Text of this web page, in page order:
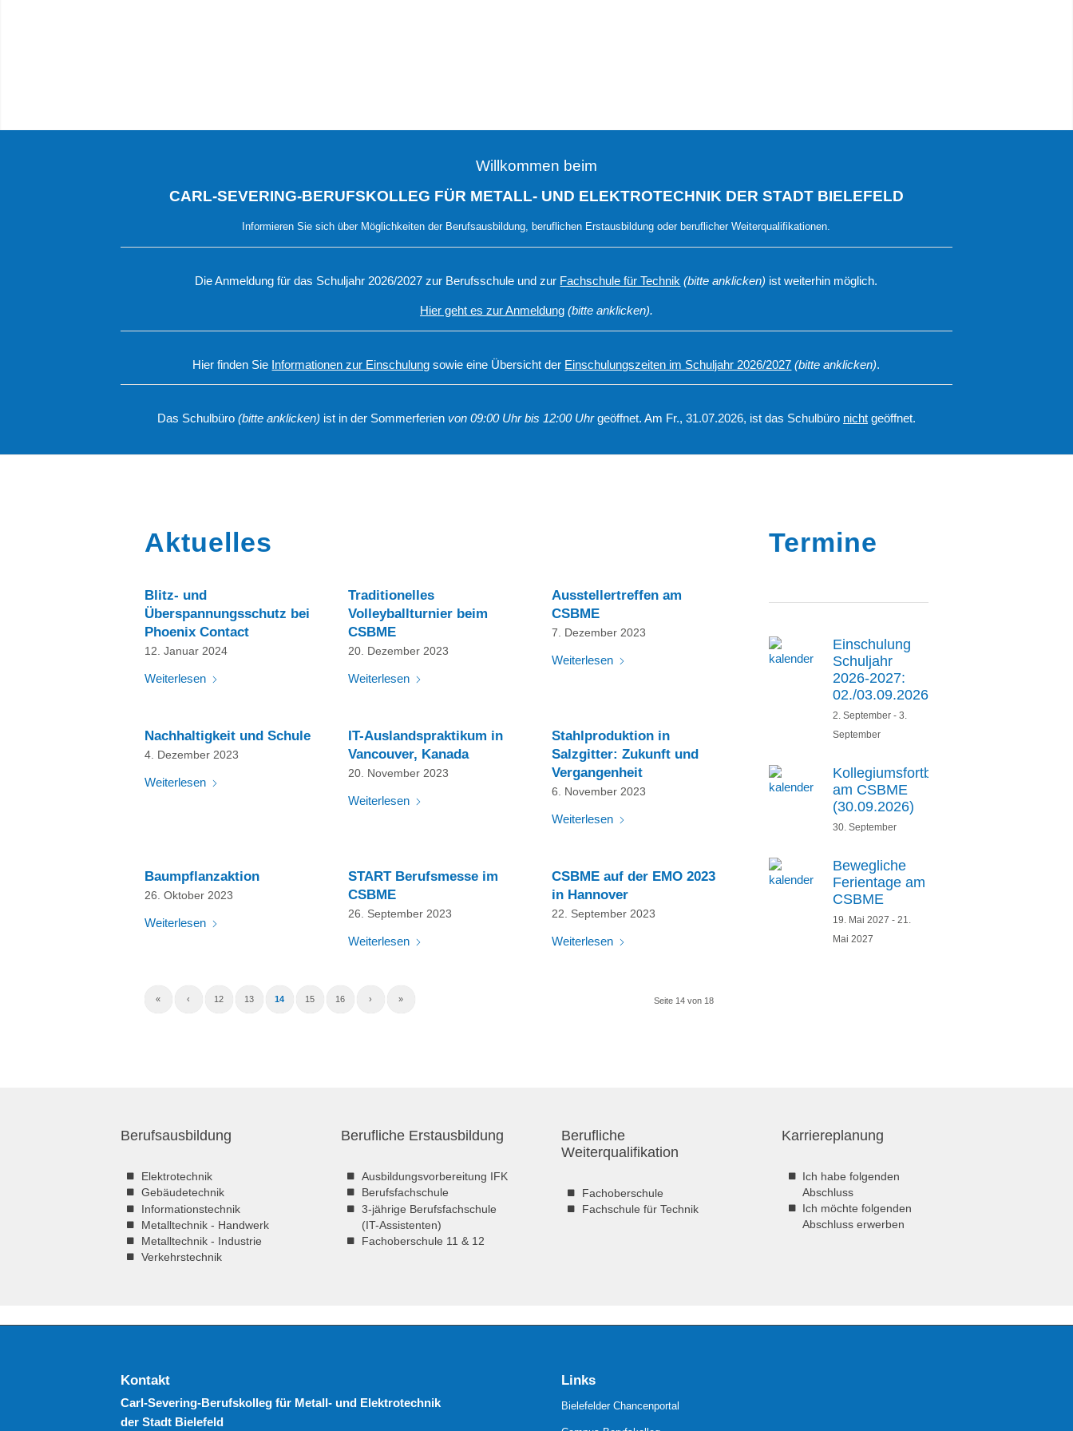
Willkommen beim
CARL-SEVERING-BERUFSKOLLEG FÜR METALL- UND ELEKTROTECHNIK DER STADT BIELEFELD
Informieren Sie sich über Möglichkeiten der Berufsausbildung, beruflichen Erstausbildung oder beruflicher Weiterqualifikationen.
Die Anmeldung für das Schuljahr 2026/2027 zur Berufsschule und zur Fachschule für Technik (bitte anklicken) ist weiterhin möglich.
Hier geht es zur Anmeldung (bitte anklicken).
Hier finden Sie Informationen zur Einschulung sowie eine Übersicht der Einschulungszeiten im Schuljahr 2026/2027 (bitte anklicken).
Das Schulbüro (bitte anklicken) ist in der Sommerferien von 09:00 Uhr bis 12:00 Uhrgeöffnet. Am Fr., 31.07.2026, ist das Schulbüro nichtgeöffnet.
Aktuelles
Blitz- und
Überspannungsschutz bei
Phoenix Contact
12. Januar 2024
Weiterlesen
Traditionelles
Volleyballturnier beim
CSBME
20. Dezember 2023
Weiterlesen
Ausstellertreffen am
CSBME
7. Dezember 2023
Weiterlesen
Nachhaltigkeit und Schule
4. Dezember 2023
Weiterlesen
IT-Auslandspraktikum in
Vancouver, Kanada
20. November 2023
Weiterlesen
Stahlproduktion in
Salzgitter: Zukunft und
Vergangenheit
6. November 2023
Weiterlesen
Baumpflanzaktion
26. Oktober 2023
Weiterlesen
START Berufsmesse im
CSBME
26. September 2023
Weiterlesen
CSBME auf der EMO 2023
in Hannover
22. September 2023
Weiterlesen
Seite 14 von 18
« ‹ 12 13 14 15 16 › »
Termine
Einschulung
Schuljahr
2026-2027:
02./03.09.2026
2. September- 3.
September
Kollegiumsfortbildung
am CSBME
(30.09.2026)
30. September
Bewegliche
Ferientage am
CSBME
19. Mai 2027 - 21.
Mai 2027
Berufsausbildung
Elektrotechnik
Gebäudetechnik
Informationstechnik
Metalltechnik - Handwerk
Metalltechnik - Industrie
Verkehrstechnik
Berufliche Erstausbildung
Ausbildungsvorbereitung IFK
Berufsfachschule
3-jährige Berufsfachschule
(IT-Assistenten)
Fachoberschule 11 & 12
Berufliche
Weiterqualifikation
Fachoberschule
Fachschule für Technik
Karriereplanung
Ich habe folgenden
Abschluss
Ich möchte folgenden
Abschluss erwerben
Kontakt
Carl-Severing-Berufskolleg für Metall- und Elektrotechnik
der Stadt Bielefeld
Links
Bielefelder Chancenportal